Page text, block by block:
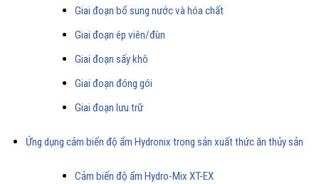
Giai đoạn bổ sung nước và hóa chất
Giai đoạn ép viên/đùn
Giai đoạn sấy khô
Giai đoạn đóng gói
Giai đoạn lưu trữ
Ứng dụng cảm biến độ ẩm Hydronix trong sản xuất thức ăn thủy sản
Cảm biến độ ẩm Hydro-Mix XT-EX